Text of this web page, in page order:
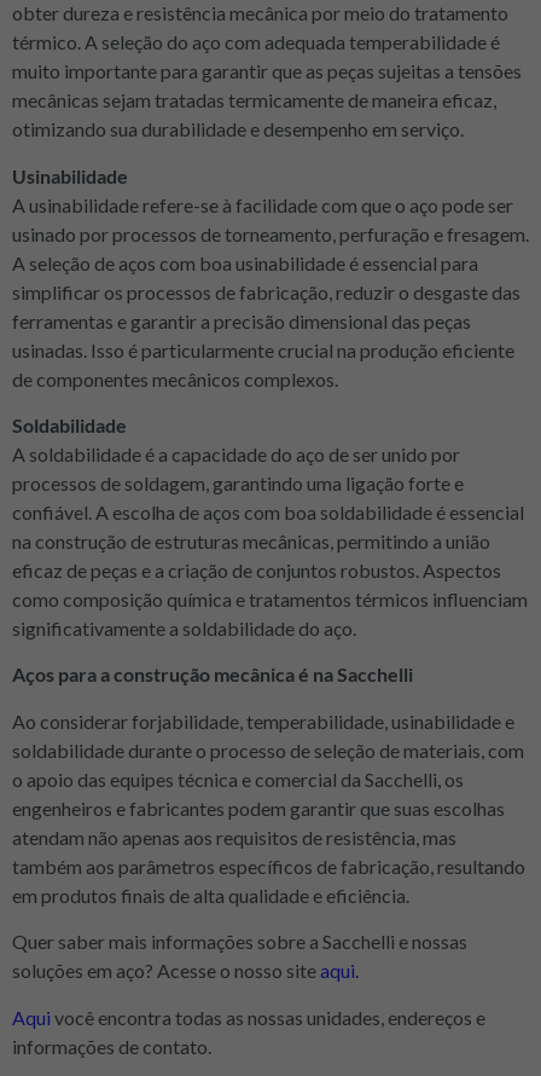
obter dureza e resistência mecânica por meio do tratamento
térmico. A seleção do aço com adequada temperabilidade é
muito importante para garantir que as peças sujeitas a tensões
mecânicas sejam tratadas termicamente de maneira eficaz,
otimizando sua durabilidade e desempenho em serviço.
Usinabilidade
A usinabilidade refere-se à facilidade com que o aço pode ser
usinado por processos de torneamento, perfuração e fresagem.
A seleção de aços com boa usinabilidade é essencial para
simplificar os processos de fabricação, reduzir o desgaste das
ferramentas e garantir a precisão dimensional das peças
usinadas. Isso é particularmente crucial na produção eficiente
de componentes mecânicos complexos.
Soldabilidade
A soldabilidade é a capacidade do aço de ser unido por
processos de soldagem, garantindo uma ligação forte e
confiável. A escolha de aços com boa soldabilidade é essencial
na construção de estruturas mecânicas, permitindo a união
eficaz de peças e a criação de conjuntos robustos. Aspectos
como composição química e tratamentos térmicos influenciam
significativamente a soldabilidade do aço.
Aços para a construção mecânica é na Sacchelli
Ao considerar forjabilidade, temperabilidade, usinabilidade e
soldabilidade durante o processo de seleção de materiais, com
o apoio das equipes técnica e comercial da Sacchelli, os
engenheiros e fabricantes podem garantir que suas escolhas
atendam não apenas aos requisitos de resistência, mas
também aos parâmetros específicos de fabricação, resultando
em produtos finais de alta qualidade e eficiência.
Quer saber mais informações sobre a Sacchelli e nossas
soluções em aço? Acesse o nosso siteaqui.
Aqui você encontra todas as nossas unidades, endereços e
informações de contato.